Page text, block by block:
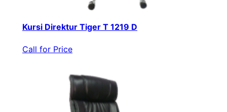
Kursi Direktur Tiger T 1219 D
Call for Price